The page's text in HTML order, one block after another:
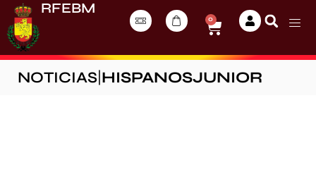
RFEBM
0
NOTICIAS HISPANOSJUNIOR